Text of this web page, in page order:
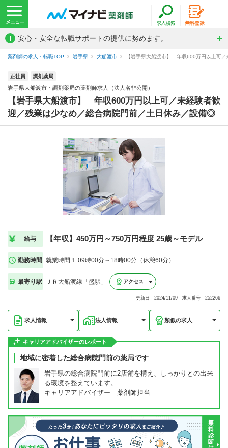
! 安心・安全な転職サポートの提供に努めます。
薬剤師の求人・転職TOP 岩手県 大船渡市 【岩手県大船渡市】 年収600万円以上可
正社員 調剤薬局
岩手県大船渡市・調剤薬局の薬剤師求人（法人名非公開）
【岩手県大船渡市】 年収600万円以上可／未経験者歓
迎／残業は少なめ／総合病院門前／土日休み／設備◎
給与 【年収】450万円～750万円程度 25歳～モデル
勤務時間 就業時間１:09時00分～18時00分（休憩60分）
最寄り駅 ＪＲ大船渡線「盛駅」 アクセス
更新日：2024/11/09 求人番号：252266
求人情報 法人情報 類似の求人
キャリアアドバイザーのレポート
地域に密着した総合病院門前の薬局です
岩手県の総合病院門前に2店舗を構え、しっかりとの出来
る環境を整えています。
キャリアアドバイザー 薬剤師担当